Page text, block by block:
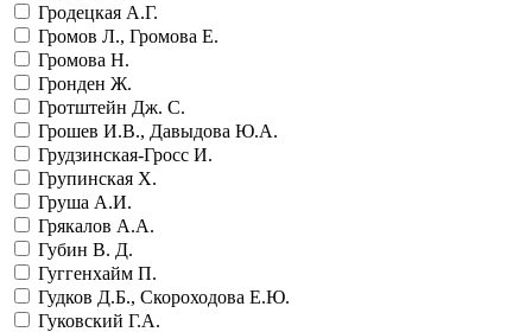
Гродецкая А.Г.
Громов Л., Громова Е.
Громова Н.
Гронден Ж.
Гротштейн Дж. С.
Грошев И.В., Давыдова Ю.А.
Грудзинская-Гросс И.
Групинская Х.
Груша А.И.
Грякалов А.А.
Губин В. Д.
Гуггенхайм П.
Гудков Д.Б., Скороходова Е.Ю.
Гуковский Г.А.